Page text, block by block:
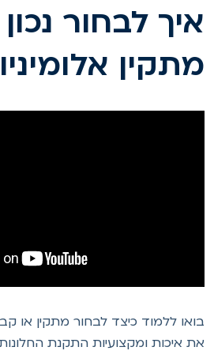
לבחור נכון
ללמוד כיצד לבחור מתקין או קבלן
איכות ומקצועיות התקנת החלונות